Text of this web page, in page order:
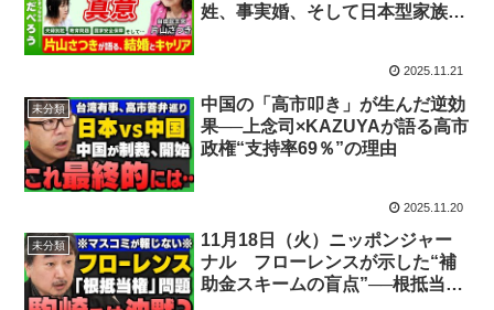
姓、事実婚、そして日本型家族の
2025.11.21
未分類
中国の「高市叩き」が生んだ逆効
果──上念司×KAZUYAが語る高市
政権“支持率69％”の理由
2025.11.20
未分類
11月18日（火）ニッポンジャー
ナル フローレンスが示した“補
助金スキームの盲点”──根抵当権